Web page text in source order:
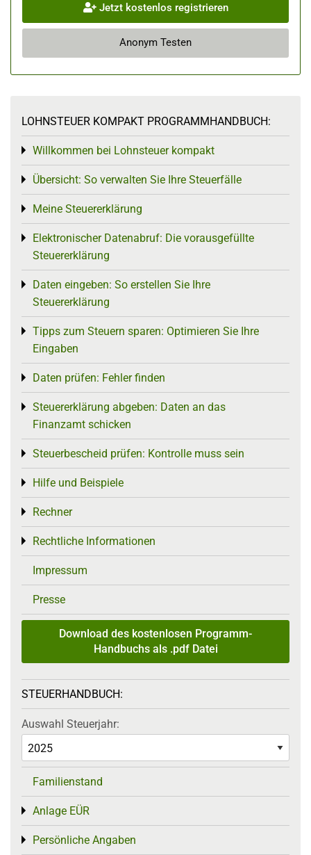
Jetzt kostenlos registrieren
Anonym Testen
LOHNSTEUER KOMPAKT PROGRAMMHANDBUCH:
Willkommen bei Lohnsteuer kompakt
Toggle menu
Übersicht: So verwalten Sie Ihre Steuerfälle
Toggle menu
Meine Steuererklärung
Toggle menu
Elektronischer Datenabruf: Die vorausgefüllte
Steuererklärung
Toggle menu
Daten eingeben: So erstellen Sie Ihre
Steuererklärung
Toggle menu
Tipps zum Steuern sparen: Optimieren Sie Ihre
Eingaben
Toggle menu
Daten prüfen: Fehler finden
Toggle menu
Steuererklärung abgeben: Daten an das
Finanzamt schicken
Toggle menu
Steuerbescheid prüfen: Kontrolle muss sein
Toggle menu
Hilfe und Beispiele
Toggle menu
Rechner
Toggle menu
Rechtliche Informationen
Toggle menu
Impressum
Presse
Download des kostenlosen Programm-
Handbuchs als .pdf Datei
STEUERHANDBUCH:
Auswahl Steuerjahr:
Familienstand
Anlage EÜR
Toggle menu
Persönliche Angaben
Toggle menu